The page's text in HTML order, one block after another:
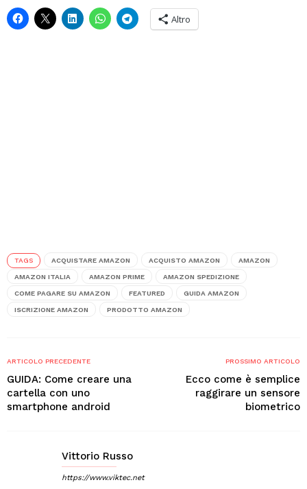
Altro
TAGS ACQUISTARE AMAZON ACQUISTO AMAZON AMAZON
AMAZON ITALIA AMAZON PRIME AMAZON SPEDIZIONE
COME PAGARE SU AMAZON FEATURED GUIDA AMAZON
ISCRIZIONE AMAZON PRODOTTO AMAZON
ARTICOLO PRECEDENTE
GUIDA: Come creare una
cartella con uno
smartphone android
PROSSIMO ARTICOLO
Ecco come è semplice
raggirare un sensore
biometrico
Vittorio Russo
https://www.viktec.net